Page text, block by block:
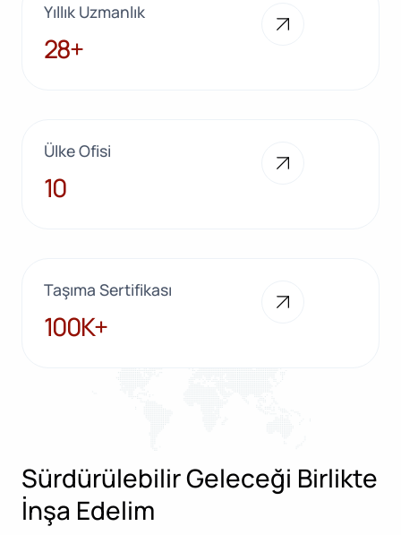
Yıllık Uzmanlık
28+
28+
Ülke Ofisi
10
10
Taşıma Sertifikası
100K+
100K+
Sürdürülebilir Geleceği Birlikte
İnşa Edelim